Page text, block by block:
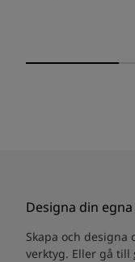
Designa din
Skapa och
verktyg. Eller gå till